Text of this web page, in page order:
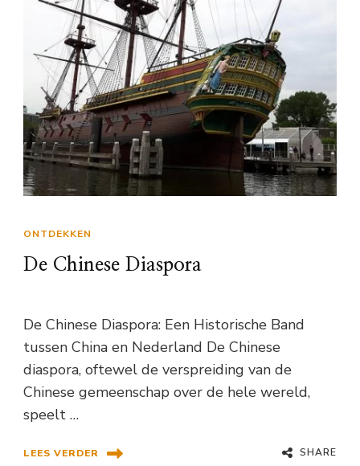
ONTDEKKEN
De Chinese Diaspora
De Chinese Diaspora: Een Historische Band
tussen China en Nederland De Chinese
diaspora, oftewel de verspreiding van de
Chinese gemeenschap over de hele wereld,
speelt …
LEES VERDER SHARE